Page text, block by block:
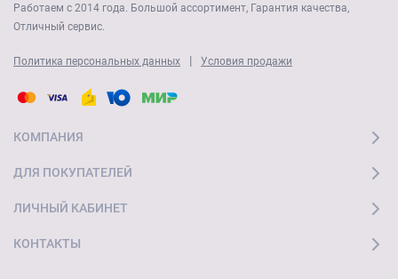
Работаем с 2014 года. Большой ассортимент, Гарантия качества,
Отличный сервис.
Политика персональных данных | Условия продажи
КОМПАНИЯ
ДЛЯ ПОКУПАТЕЛЕЙ
ЛИЧНЫЙ КАБИНЕТ
КОНТАКТЫ